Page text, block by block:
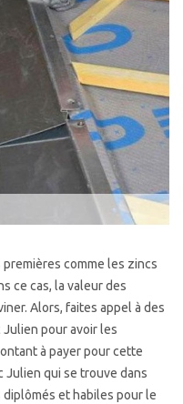
comme les zincs
ce cas, la valeur des
Alors, faites appel à des
pour avoir les
à payer pour cette
Julien qui se trouve dans
et habiles pour le